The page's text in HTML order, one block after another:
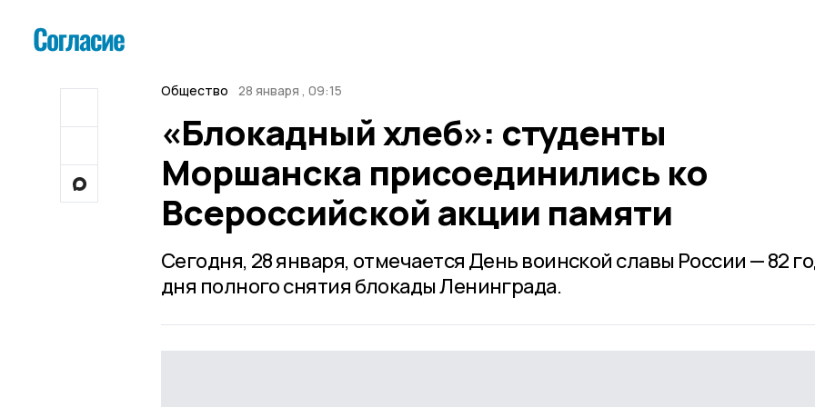
Общество 28 января , 09:15
«Блокадный хлеб»: студенты
Моршанска присоединились ко
Всероссийской акции памяти
Сегодня, 28 января, отмечается День воинской славы России — 82
дня полного снятия блокады Ленинграда.